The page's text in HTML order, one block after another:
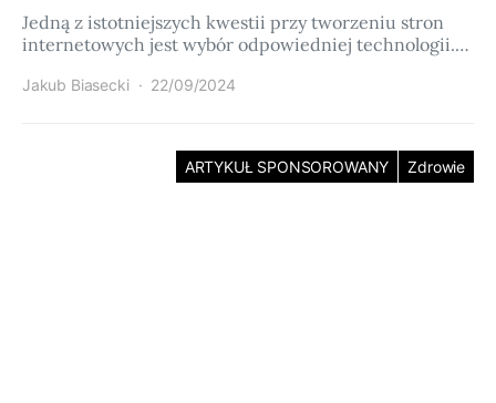
Jedną z istotniejszych kwestii przy tworzeniu stron
internetowych jest wybór odpowiedniej technologii.…
Jakub Biasecki 22/09/2024
ARTYKUŁ SPONSOROWANY Zdrowie